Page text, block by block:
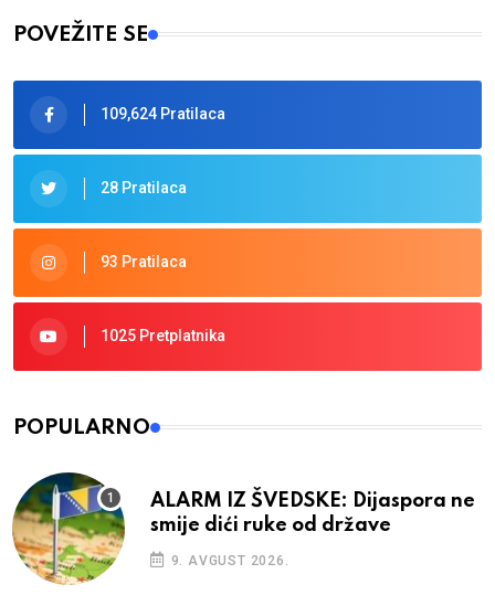
POVEŽITE SE
109,624 Pratilaca
28 Pratilaca
93 Pratilaca
1025 Pretplatnika
POPULARNO
ALARM IZ ŠVEDSKE: Dijaspora ne
smije dići ruke od države
9. AVGUST 2026.